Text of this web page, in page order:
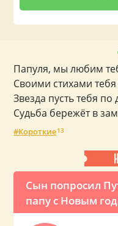
Сын попросил
папу с Новым
Папуля, мы любим
Своими стихами
Звезда пусть тебя по
Судьба бережёт в
Короткие13